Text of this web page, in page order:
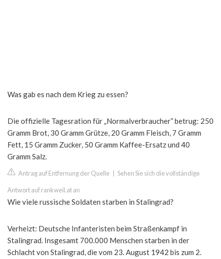
Was gab es nach dem Krieg zu essen?
Die offizielle Tagesration für „Normalverbraucher” betrug: 250
Gramm Brot, 30 Gramm Grütze, 20 Gramm Fleisch, 7 Gramm
Fett, 15 Gramm Zucker, 50 Gramm Kaffee-Ersatz und 40
Gramm Salz.
Antrag auf Entfernung der Quelle Sehen Sie sich die vollständige
Antwort auf rankweil.at an
Wie viele russische Soldaten starben in Stalingrad?
Verheizt: Deutsche Infanteristen beim Straßenkampf in
Stalingrad. Insgesamt 700.000 Menschen starben in der
Schlacht von Stalingrad, die vom 23. August 1942 bis zum 2.